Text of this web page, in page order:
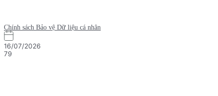
Chính sách Bảo vệ Dữ liệu cá nhân
16/07/2026
79